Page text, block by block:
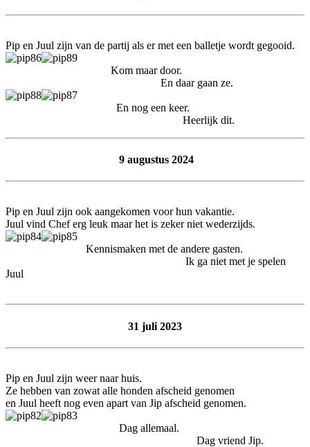
Pip en Juul zijn van de partij als er met een balletje wordt gegooid.
Kom maar door.
En daar gaan ze.
En nog een keer.
Heerlijk dit.
9 augustus 2024
Pip en Juul zijn ook aangekomen voor hun vakantie.
Juul vind Chef erg leuk maar het is zeker niet wederzijds.
Kennismaken met de andere gasten.
Ik ga niet met je spelen
Juul
31 juli 2023
Pip en Juul zijn weer naar huis.
Ze hebben van zowat alle honden afscheid genomen
en Juul heeft nog even apart van Jip afscheid genomen.
Dag allemaal.
Dag vriend Jip.